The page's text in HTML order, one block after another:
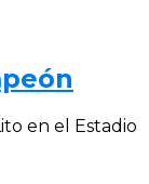
en el Estadio